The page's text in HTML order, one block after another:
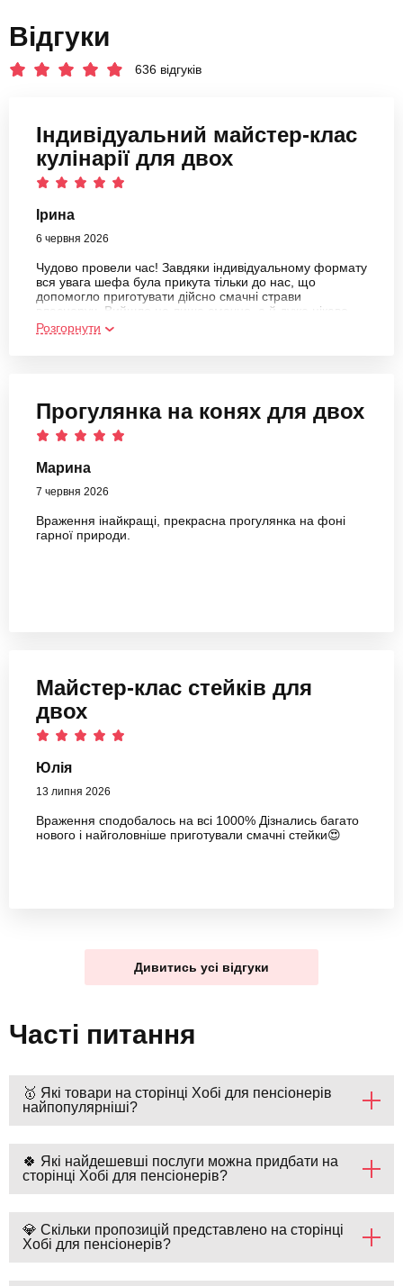
Відгуки
636 відгуків
Індивідуальний майстер-клас
кулінарії для двох
Ірина
6 червня 2026
Чудово провели час! Завдяки індивідуальному формату
вся увага шефа була прикута тільки до нас, що
допомогло приготувати дійсно смачні страви
власноруч. Вийшло не лише смачно, а й дуже цікаво.
Рекомендую)
Розгорнути
Прогулянка на конях для двох
Марина
7 червня 2026
Враження інайкращі, прекрасна прогулянка на фоні
гарної природи.
Майстер-клас стейків для
двох
Юлія
13 липня 2026
Враження сподобалось на всі 1000% Дізнались багато
нового і найголовніше приготували смачні стейки😍
Дивитись усі відгуки
Часті питання
🥇 Які товари на сторінці Хобі для пенсіонерів
найпопулярніші?
🍀 Які найдешевші послуги можна придбати на
сторінці Хобі для пенсіонерів?
💎 Скільки пропозицій представлено на сторінці
Хобі для пенсіонерів?